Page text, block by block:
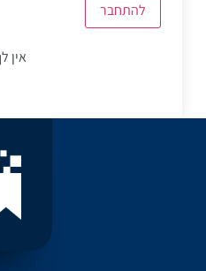
להתחבר
אין